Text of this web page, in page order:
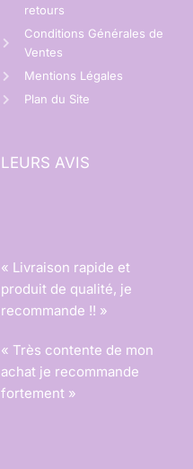
retours
Conditions Générales de
Ventes
Mentions Légales
Plan du Site
LEURS AVIS
« Livraison rapide et
produit de qualité, je
recommande !! »
« Très contente de mon
achat je recommande
fortement »